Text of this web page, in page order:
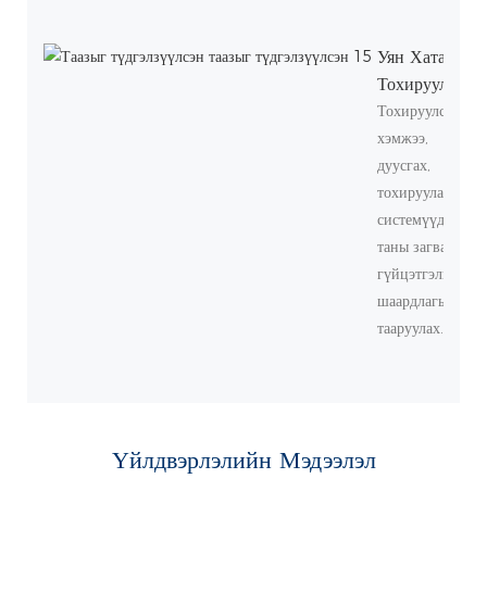
Уян Хатан
Тохируулга
Тохируулсан
хэмжээ,
дуусгах,
тохируулах,
системүүд нь
таны загвар,
гүйцэтгэлийн
шаардлагыг
тааруулах.
Үйлдвэрлэлийн Мэдээлэл